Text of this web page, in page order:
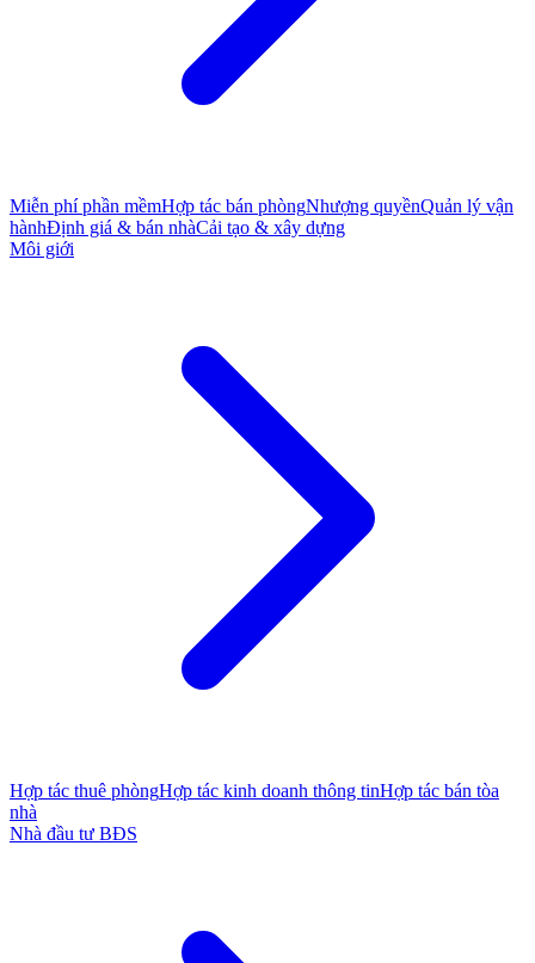
Miễn phí phần mềmHợp tác bán phòngNhượng quyềnQuản lý vận
hànhĐịnh giá & bán nhàCải tạo & xây dựng
Môi giới
Hợp tác thuê phòngHợp tác kinh doanh thông tinHợp tác bán tòa
nhà
Nhà đầu tư BĐS